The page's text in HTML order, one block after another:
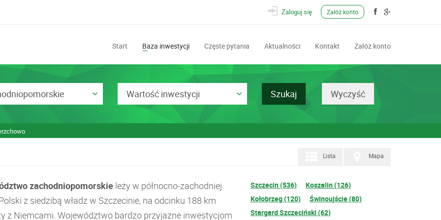
Zaloguj się Załóż konto
Start Baza inwestycji Częste pytania Aktualności Kontakt Załóż konto
Wartość inwestycji
Mapa
Lista
zachodniopomorskie leży w północno-zachodniej
z siedzibą władz w Szczecinie, na odcinku 188 km
z Niemcami. Województwo bardzo przyjazne inwestycjom
Szczecin (536)
Koszalin (126)
Kołobrzeg (120)
Świnoujście (80)
Stargard Szczeciński (62)